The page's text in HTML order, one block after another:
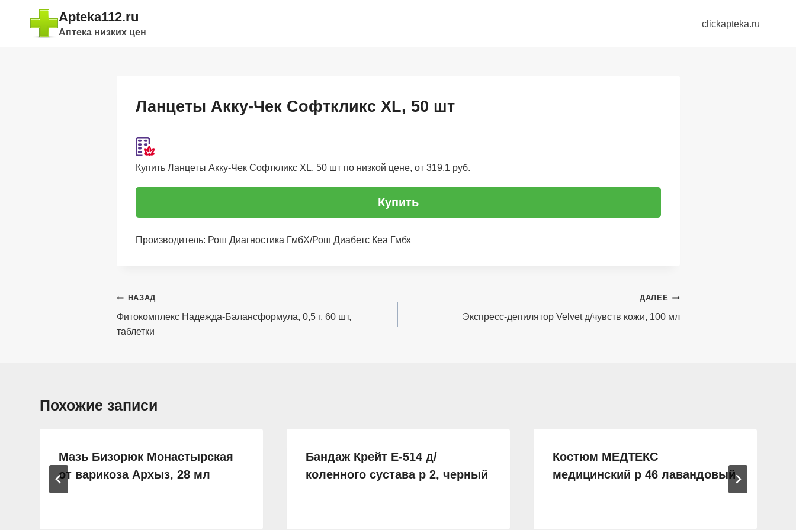
содержимому
Apteka112.ru
Аптека низких цен
clickapteka.ru
Ланцеты Акку-Чек Софткликс XL, 50 шт
Купить Ланцеты Акку-Чек Софткликс XL, 50 шт по низкой цене, от 319.1 руб.
Купить
Производитель: Рош Диагностика ГмбХ/Рош Диабетс Кеа Гмбх
Навигация
по
записям
НАЗАД
Фитокомплекс Надежда-Балансформула, 0,5 г, 60 шт,
таблетки
ДАЛЕЕ
Экспресс-депилятор Velvet д/чувств кожи, 100 мл
Похожие записи
Мазь Бизорюк Монастырская
от варикоза Архыз, 28 мл
Бандаж Крейт Е-514 д/
коленного сустава р 2, черный
Костюм МЕДТЕКС
медицинский р 46 лавандовый